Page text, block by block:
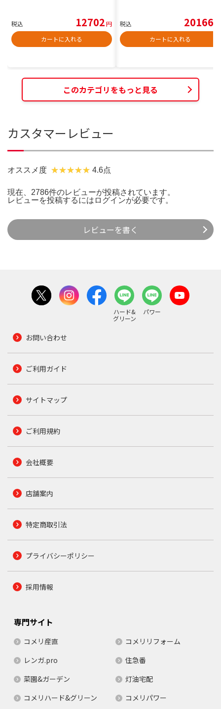
税込 12702円
カートに入れる
税込 20166
カートに入れる
このカテゴリをもっと見る
カスタマーレビュー
オススメ度 4.6点
現在、2786件のレビューが投稿されています。
レビューを投稿するには ログインが必要です。
レビューを書く
ハード&
グリーン
パワー
お問い合わせ
ご利用ガイド
サイトマップ
ご利用規約
会社概要
店舗案内
特定商取引法
プライバシーポリシー
採用情報
専門サイト
コメリ産直
コメリリフォーム
レンガ.pro
住急番
菜園&ガーデン
灯油宅配
コメリハード&グリーン
コメリパワー